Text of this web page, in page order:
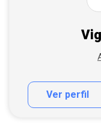
Ver perfil